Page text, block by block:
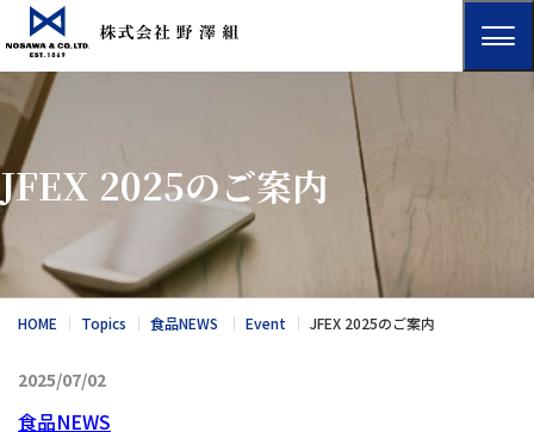
JFEX 2025のご案内
HOME Topics 食品NEWS Event JFEX 2025のご案内
2025/07/02
食品NEWS